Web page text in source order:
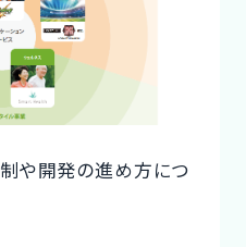
や開発の進め方につ